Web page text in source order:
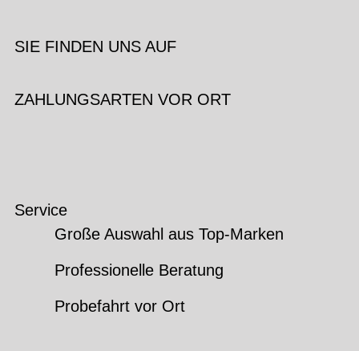
SIE FINDEN UNS AUF
ZAHLUNGSARTEN VOR ORT
Service
Große Auswahl aus Top-Marken
Professionelle Beratung
Probefahrt vor Ort